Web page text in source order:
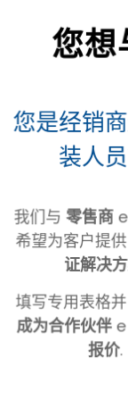
您想
您是经销
装人员
我们与 零售商e
希望为客户提供
证解决
填写专用表格并
成为合作伙伴e
报价.